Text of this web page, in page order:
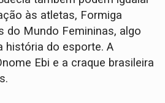
às atletas, Formiga
do Mundo Femininas, algo
história do esporte. A
Ebi e a craque brasileira